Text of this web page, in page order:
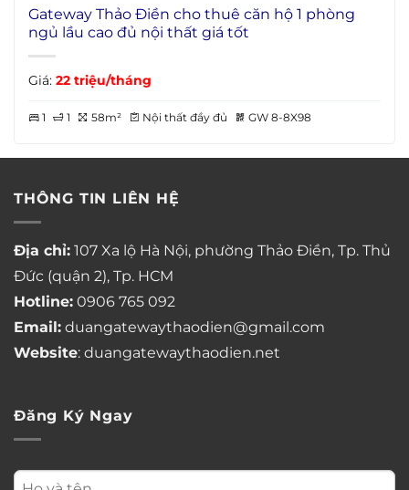
Gateway Thảo Điền cho thuê căn hộ 1 phòng
ngủ lầu cao đủ nội thất giá tốt
Giá: 22 triệu/tháng
1 1 58m² Nội thất đầy đủ GW 8-8X98
THÔNG TIN LIÊN HỆ
Địa chỉ: 107 Xa lộ Hà Nội, phường Thảo Điền, Tp. Thủ
Đức (quận 2), Tp. HCM
Hotline: 0906 765 092
Email: duangatewaythaodien@gmail.com
Website: duangatewaythaodien.net
Đăng Ký Ngay